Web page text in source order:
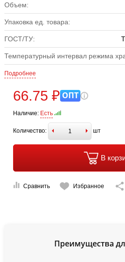
Объем:
Упаковка ед. товара:
ГОСТ/ТУ:
Температурный интервал режима
Подробнее
66.75 ₽ ОПТ
Наличие: Есть
Количество: шт
В
Сравнить Избранное
Преимущества